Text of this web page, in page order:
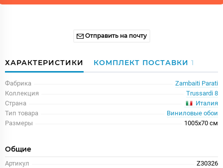
Отправить на почту
ХАРАКТЕРИСТИКИ КОМПЛЕКТ ПОСТАВКИ 1
Фабрика
Zambaiti Parati
Коллекция
Trussardi 8
Страна
Италия
Тип товара
Виниловые обои
Размеры
1005x70 см
Общие
Артикул
Z30326